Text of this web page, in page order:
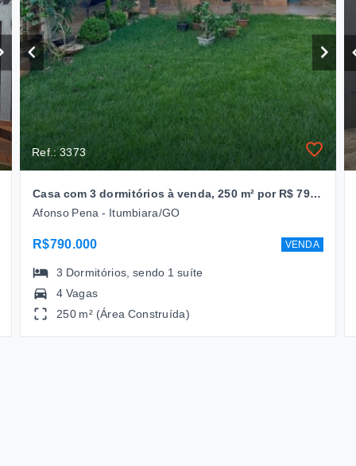
Ref.: 3373
Casa com 3 dormitórios à venda, 250 m² por R$ 790.000,00 - Afonso Pena - Itumbiara/GO
Afonso Pena - Itumbiara/GO
R$790.000 VENDA
3 Dormitórios , sendo 1 suíte
4 Vagas
250 m² (Área Construída)